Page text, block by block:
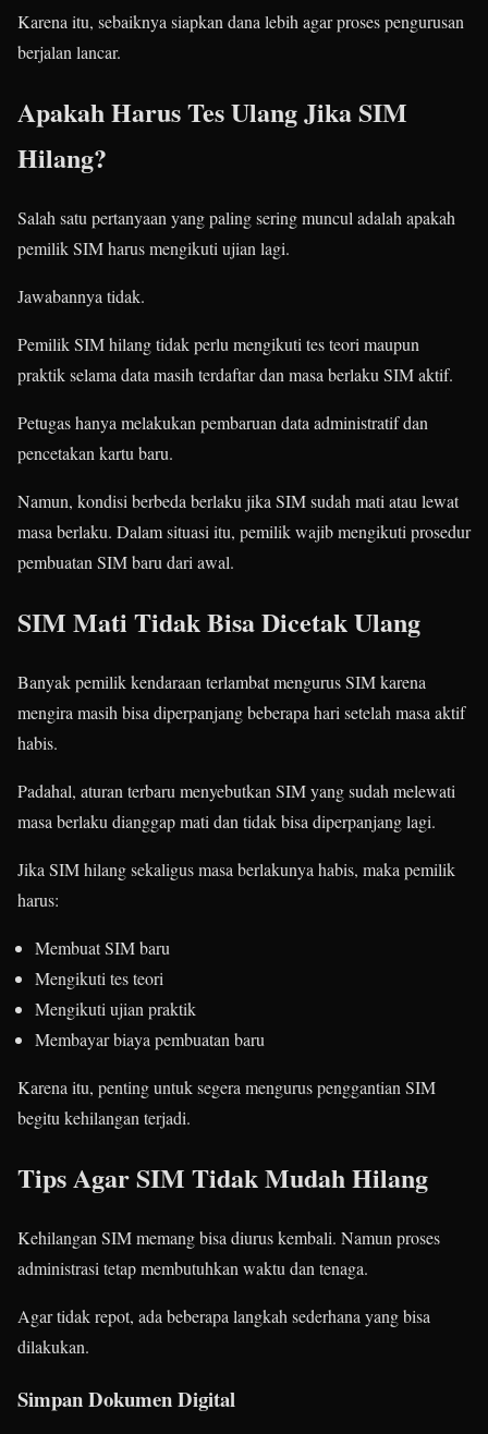
Karena itu, sebaiknya siapkan dana lebih agar proses pengurusan
berjalan lancar.
Apakah Harus Tes Ulang Jika SIM
Hilang?
Salah satu pertanyaan yang paling sering muncul adalah apakah
pemilik SIM harus mengikuti ujian lagi.
Jawabannya tidak.
Pemilik SIM hilang tidak perlu mengikuti tes teori maupun
praktik selama data masih terdaftar dan masa berlaku SIM aktif.
Petugas hanya melakukan pembaruan data administratif dan
pencetakan kartu baru.
Namun, kondisi berbeda berlaku jika SIM sudah mati atau lewat
masa berlaku. Dalam situasi itu, pemilik wajib mengikuti prosedur
pembuatan SIM baru dari awal.
SIM Mati Tidak Bisa Dicetak Ulang
Banyak pemilik kendaraan terlambat mengurus SIM karena
mengira masih bisa diperpanjang beberapa hari setelah masa aktif
habis.
Padahal, aturan terbaru menyebutkan SIM yang sudah melewati
masa berlaku dianggap mati dan tidak bisa diperpanjang lagi.
Jika SIM hilang sekaligus masa berlakunya habis, maka pemilik
harus:
Membuat SIM baru
Mengikuti tes teori
Mengikuti ujian praktik
Membayar biaya pembuatan baru
Karena itu, penting untuk segera mengurus penggantian SIM
begitu kehilangan terjadi.
Tips Agar SIM Tidak Mudah Hilang
Kehilangan SIM memang bisa diurus kembali. Namun proses
administrasi tetap membutuhkan waktu dan tenaga.
Agar tidak repot, ada beberapa langkah sederhana yang bisa
dilakukan.
Simpan Dokumen Digital